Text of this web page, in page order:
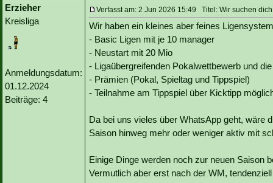
Erzieher
Kreisliga
Anmeldungsdatum:
01.12.2024
Beiträge: 4
Verfasst am: 2 Jun 2026 15:49 Titel: Wir suchen
Wir haben ein kleines aber feines
- Basic Ligen mit je 10 manager
- Neustart mit 20 Mio
- Ligaübergreifenden Pokalwettbewerb und
- Prämien (Pokal, Spieltag und Tippspiel)
- Teilnahme am Tippspiel über Kicktipp
Da bei uns vieles über WhatsApp geht, wäre
Saison hinweg mehr oder weniger aktiv mit
Einige Dinge werden noch zur neuen Saison
Vermutlich aber erst nach der WM,